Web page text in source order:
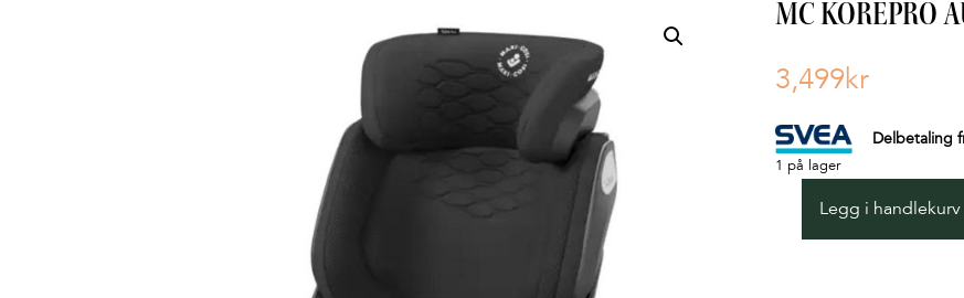
MC KOREPRO
3,499kr
Delbetaling
1 på lager
KOREPRO
Legg i handlekurv